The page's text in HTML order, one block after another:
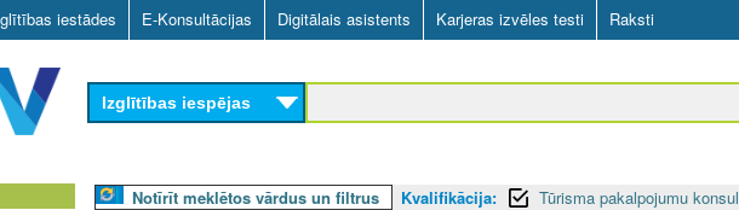
Skip
to
main
content
iestādes E-Konsultācijas Digitālais asistents Karjeras izvēles testi Raksti
Izglītības iespējas
Notīrīt meklētos vārdus un filtrus Kvalifikācija:
Tūrisma pakalpojumu